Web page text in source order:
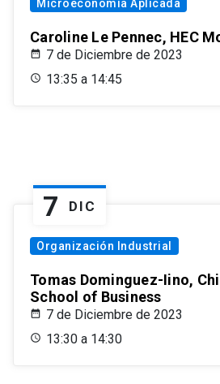
Microeconomía Aplicada
Caroline Le Pennec, HEC
7 de Diciembre de 2023
13:35 a 14:45
7 DIC
Organización Industrial
Tomas Dominguez-Iino,
School of Business
7 de Diciembre de 2023
13:30 a 14:30